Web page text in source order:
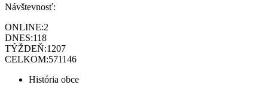
Návštevnosť:
ONLINE:2
DNES:118
TÝŽDEŇ:1207
CELKOM:571146
História obce